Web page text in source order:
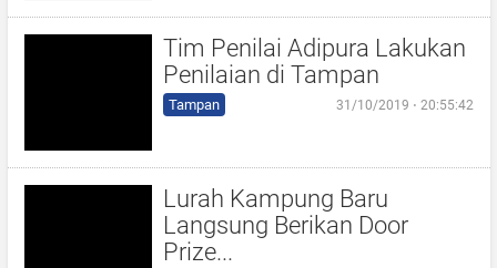
Tim Penilai Adipura Lakukan
Penilaian di Tampan
Tampan 31/10/2019 ⋅ 20:55:42
Lurah Kampung Baru
Langsung Berikan Door
Prize...